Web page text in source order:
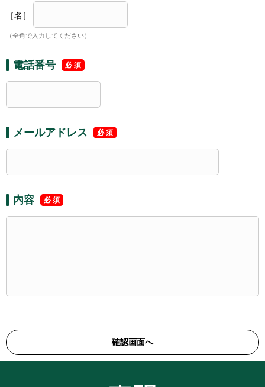
［名］
（全角で入力してください）
電話番号
メールアドレス
内容